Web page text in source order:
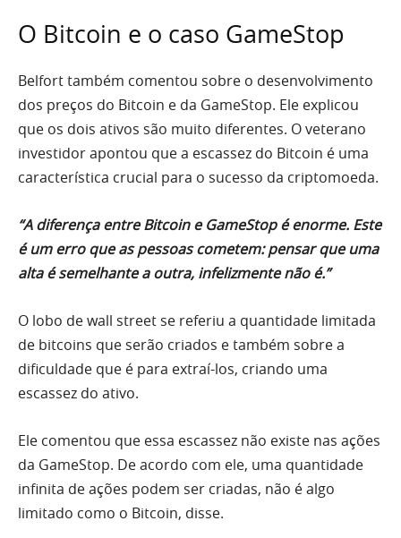
O Bitcoin e o caso GameStop
Belfort também comentou sobre o desenvolvimento
dos preços do Bitcoin e da GameStop. Ele explicou
que os dois ativos são muito diferentes. O veterano
investidor apontou que a escassez do Bitcoin é uma
característica crucial para o sucesso da criptomoeda.
“A diferença entre Bitcoin e GameStop é enorme. Este
é um erro que as pessoas cometem: pensar que uma
alta é semelhante a outra, infelizmente não é.”
O lobo de wall street se referiu a quantidade limitada
de bitcoins que serão criados e também sobre a
dificuldade que é para extraí-los, criando uma
escassez do ativo.
Ele comentou que essa escassez não existe nas ações
da GameStop. De acordo com ele, uma quantidade
infinita de ações podem ser criadas, não é algo
limitado como o Bitcoin, disse.